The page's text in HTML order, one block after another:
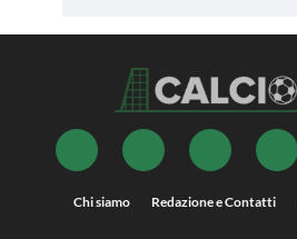
Chi siamo Redazione e Contatti